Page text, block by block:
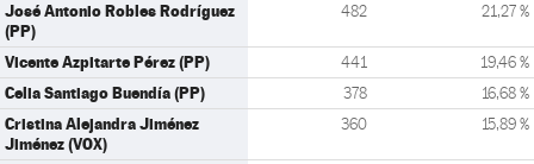
José Antonio Robles Rodríguez
(PP)
482 21,27 %
Vicente Azpitarte Pérez (PP) 441 19,46 %
Celia Santiago Buendía (PP) 378 16,68 %
Cristina Alejandra Jiménez
Jiménez (VOX)
360 15,89 %